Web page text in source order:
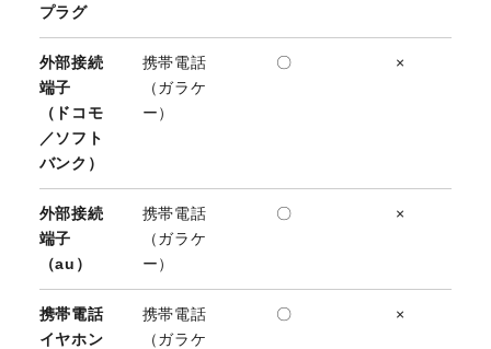
プラグ
外部接続
端子
（ドコモ
／ソフト
バンク）
携帯電話
（ガラケ
ー）
〇 ×
外部接続
端子
（au）
携帯電話
（ガラケ
ー）
〇 ×
携帯電話
イヤホン
携帯電話
（ガラケ
〇 ×